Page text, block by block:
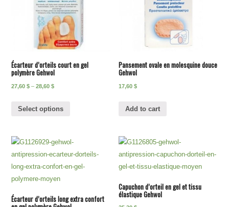
Écarteur d’orteils court en gel
polymère Gehwol
27,60$ –28,60$
Select options
Pansement ovale en molesquine douce
Gehwol
17,60$
Add to cart
Écarteur d’orteils long extra confort
Capuchon d’orteil en gel et tissu
élastique Gehwol